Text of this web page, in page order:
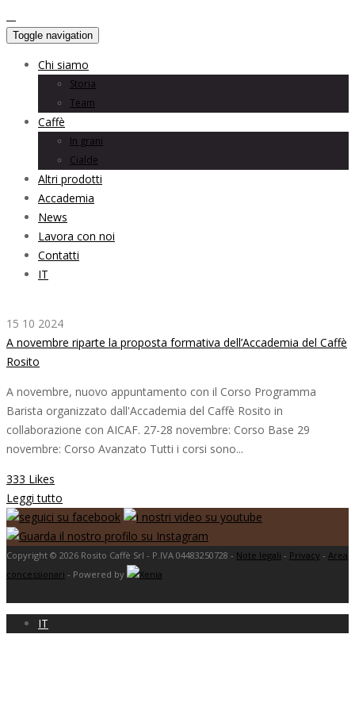
Toggle navigation
Chi siamo
Storia
Team
Caffè
In grani
Cialde
Altri prodotti
Accademia
News
Lavora con noi
Contatti
IT
15 10 2024
A novembre riparte la proposta formativa dell’Accademia del Caffè
Rosito
A novembre, nuovo appuntamento con il Corso Programma
Barista organizzato dall'Accademia del Caffè Rosito in
collaborazione con AICAF. 27-28 novembre: Corso Base 29
novembre: Corso Avanzato Tutti i corsi sono...
333 Likes
Leggi tutto
Copyright © 2026 Rosito Caffè Srl - P.IVA 04483250728 - Note legali - Privacy - Area
concessionari - Powered by
IT